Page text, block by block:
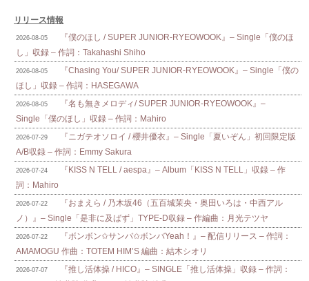
リリース情報
2026-08-05
『僕のほし / SUPER JUNIOR-RYEOWOOK』– Single「僕のほ
し」収録 – 作詞：Takahashi Shiho
2026-08-05
『Chasing You/ SUPER JUNIOR-RYEOWOOK』– Single「僕の
ほし」収録 – 作詞：HASEGAWA
2026-08-05
『名も無きメロディ/ SUPER JUNIOR-RYEOWOOK』–
Single「僕のほし」収録 – 作詞：Mahiro
2026-07-29
『ニガテオソロイ / 櫻井優衣』– Single「夏いぞん」初回限定版
A/B収録 – 作詞：Emmy Sakura
2026-07-24
『KISS N TELL / aespa』– Album「KISS N TELL」収録 – 作
詞：Mahiro
2026-07-22
『おまえら / 乃木坂46（五百城茉央・奥田いろは・中西アル
ノ）』– Single「是非に及ばず」TYPE-D収録 – 作編曲：月光テツヤ
2026-07-22
『ボンボン✩サンバ✩ボンバYeah！』– 配信リリース – 作詞：
AMAMOGU 作曲：TOTEM HIM’S 編曲：結木シオリ
2026-07-07
『推し活体操 / HICO』– SINGLE「推し活体操」収録 – 作詞：